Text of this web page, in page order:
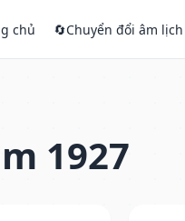
chủ 🔄Chuyển đổi âm lịch
1927